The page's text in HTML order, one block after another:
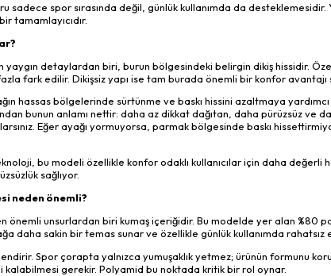
sadece spor sırasında değil, günlük kullanımda da desteklemesidir.
tamamlayıcıdır.
yaygın detaylardan biri, burun bölgesindeki belirgin dikiş hissidir.
fark edilir. Dikişsiz yapı ise tam burada önemli bir konfor avantajı
hassas bölgelerinde sürtünme ve baskı hissini azaltmaya
bunun anlamı nettir: daha az dikkat dağıtan, daha pürüzsüz ve
Eğer ayağı yormuyorsa, parmak bölgesinde baskı
bu modeli özellikle konfor odaklı kullanıcılar için daha değerli
sağlıyor.
neden önemli?
önemli unsurlardan biri kumaş içeriğidir. Bu modelde yer alan %80
daha sakin bir temas sunar ve özellikle günlük kullanımda
Spor çorapta yalnızca yumuşaklık yetmez; ürünün formunu
kalabilmesi gerekir. Polyamid bu noktada kritik bir rol oynar.